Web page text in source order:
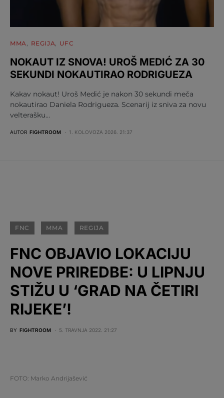
MMA REGIJA UFC
NOKAUT IZ SNOVA! UROŠ MEDIĆ ZA 30
SEKUNDI NOKAUTIRAO RODRIGUEZA
Kakav nokaut! Uroš Medić je nakon 30 sekundi meča
nokautirao Daniela Rodrigueza. Scenarij iz sniva za novu
velterašku…
AUTOR FIGHTROOM 1. KOLOVOZA 2026. 21:37
FNC MMA REGIJA
FNC OBJAVIO LOKACIJU
NOVE PRIREDBE: U LIPNJU
STIŽU U ‘GRAD NA ČETIRI
RIJEKE’!
BY FIGHTROOM 5. TRAVNJA 2022. 21:27
FOTO: Marko Andrijašević